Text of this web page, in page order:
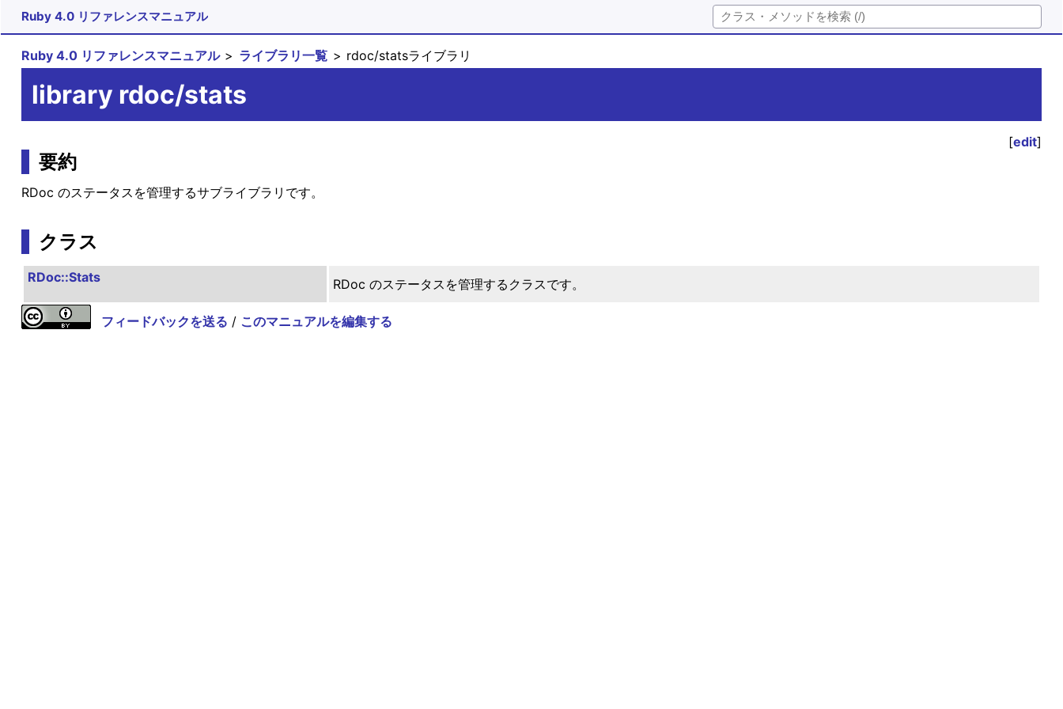
Ruby 4.0 リファレンスマニュアル
Ruby 4.0 リファレンスマニュアル ライブラリ一覧 rdoc/statsライブラリ
library rdoc/stats
[edit]
要約
RDoc のステータスを管理するサブライブラリです。
クラス
RDoc::Stats RDoc のステータスを管理するクラスです。
フィードバックを送る / このマニュアルを編集する